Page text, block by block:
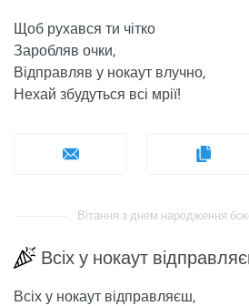
Щоб рухався ти чітко
Заробляв очки,
Відправляв у нокаут влучно,
Нехай збудуться всі мрії!
Вітання з днем ​​народження
Всіх у нокаут
Всіх у нокаут відправляєш,